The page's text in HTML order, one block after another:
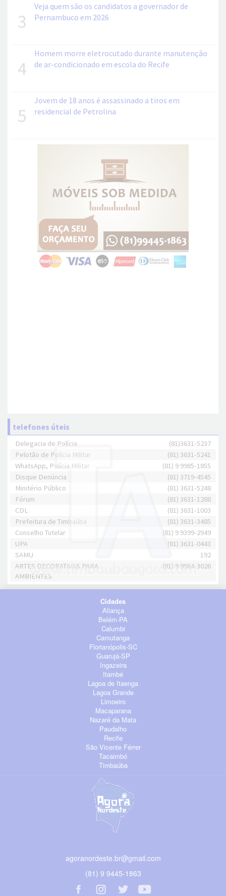
3
Veja quem são os candidatos a governador de
Pernambuco em 2026
4
Homem morre eletrocutado durante manutenção
de ar-condicionado em escola do Recife
5
Jovem de 18 anos é assassinado a tiros em
residencial de Petrolina
telefones úteis
Delegacia de Polícia
(81)3631-5237
Pelotão de Polícia Militar
(81) 3631-5241
WhatsApp, Polícia Militar
(81) 9 9985-1855
Disque Denúncia
(81) 3719-4545
Minitério Público
(81) 3631-5248
Fórum
(81) 3631-1288
CDL
(81) 3631-1003
Prefeitura de Timbaúba
(81) 3631-3485
Conselho Tutelar
(81) 9 9399-2949
UPA
(81) 3631-0443
SAMU
192
ARTES DECORATIVAS PARA
AMBIENTES
(81) 9 9964-3026
Cidades
Aliança
Belém-PA
Calumbi
Camutanga
Florianópolis-SC
Guarujá-SP
Ingazeira
Itambé
Lagoa de Itaenga
Lagoa Grande
Limoeiro
Macaparana
Nazaré da Mata
Paudalho
Recife
São Vicente Férrer
Tacaimbó
Timbaúba
agoranordeste.br@gmail.com
(81) 9 9445-1863